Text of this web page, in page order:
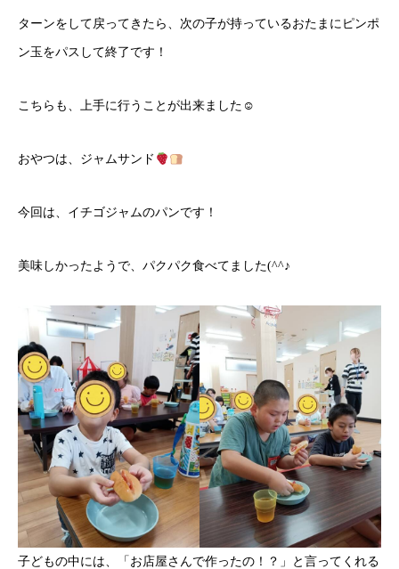
ターンをして戻ってきたら、次の子が持っているおたまにピンポ
ン玉をパスして終了です！
こちらも、上手に行うことが出来ました☺
おやつは、ジャムサンド
今回は、イチゴジャムのパンです！
美味しかったようで、パクパク食べてました(^^♪
子どもの中には、「お店屋さんで作ったの！？」と言ってくれる